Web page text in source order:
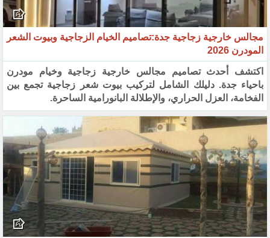
مجالس خارجية زجاجية جدة:تصاميم الخيام الزجاجية وبيوت الشعر
المودرن 2026
اكتشف أحدث تصاميم مجالس خارجية زجاجية وخيام مودرن
باحياء جدة. دليلك الشامل لتركيب بيوت شعر زجاجية تجمع بين
الفخامة، العزل الحراري، والإطلالة البانورامية الساحرة.